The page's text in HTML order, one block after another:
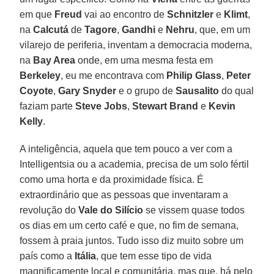
em que Freud vai ao encontro deSchnitzler e Klimt,
naCalcutá deTagore,Gandhi e Nehru, que, em um
vilarejo de periferia, inventam a democracia moderna,
na Bay Area onde, em uma mesma festa em
Berkeley, eu me encontrava com Philip Glass, Peter
Coyote,Gary Snyder e o grupo deSausalito do qual
faziam parteSteve Jobs,Stewart Brand e Kevin
Kelly.
A inteligência, aquela que tem pouco a ver com a
Intelligentsia ou a academia, precisa de um solo fértil
como uma horta e da proximidade física. É
extraordinário que as pessoas que inventaram a
revolução doVale do Silício se vissem quase todos
os dias em um certo café e que, no fim de semana,
fossem à praia juntos. Tudo isso diz muito sobre um
país como a Itália, que tem esse tipo de vida
magnificamente local e comunitária, mas que, há pelo